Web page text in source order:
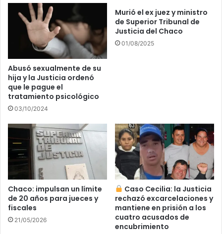
Abusó sexualmente de su
hija y la Justicia ordenó
que le pague el
tratamiento psicológico
03/10/2024
Murió el ex juez y ministro
de Superior Tribunal de
Justicia del Chaco
01/08/2025
Chaco: impulsan un límite
de 20 años para jueces y
fiscales
21/05/2026
Caso Cecilia: la Justicia
rechazó excarcelaciones y
mantiene en prisión a los
cuatro acusados de
encubrimiento